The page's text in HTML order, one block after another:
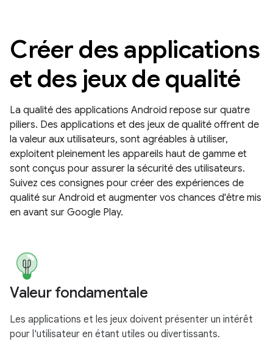
Créer des applications
et des jeux de qualité
La qualité des applications Android repose sur quatre
piliers. Des applications et des jeux de qualité offrent de
la valeur aux utilisateurs, sont agréables à utiliser,
exploitent pleinement les appareils haut de gamme et
sont conçus pour assurer la sécurité des utilisateurs.
Suivez ces consignes pour créer des expériences de
qualité sur Android et augmenter vos chances d'être mis
en avant sur Google Play.
Valeur fondamentale
Les applications et les jeux doivent présenter un intérêt
pour l'utilisateur en étant utiles ou divertissants.